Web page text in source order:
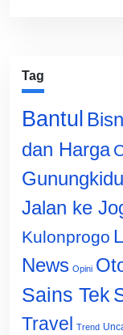
Tag
Bantul
dan Harga
Jalan ke
Kulonprogo
News Opini
Sains Tek
Travel Trend